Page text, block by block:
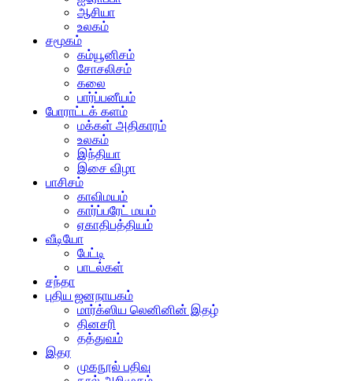
ஆசியா
உலகம்
சமூகம்
கம்யூனிசம்
சோசலிசம்
கலை
பார்ப்பனீயம்
போராட்டக் களம்
மக்கள் அதிகாரம்
உலகம்
இந்தியா
இசை விழா
பாசிசம்
காவிமயம்
கார்ப்பரேட் மயம்
ஏகாதிபத்தியம்
வீடியோ
பேட்டி
பாடல்கள்
சந்தா
புதிய ஜனநாயகம்
மார்க்ஸிய லெனினின் இதழ்
தினசரி
தத்துவம்
இதர
முகநூல் பதிவு